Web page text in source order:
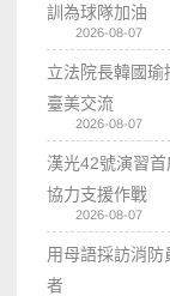
訓為球隊加油
2026-08-07
立法院長韓國
臺美交流
2026-08-07
漢光42號演習
協力支援作戰
2026-08-07
用母語採訪消
者